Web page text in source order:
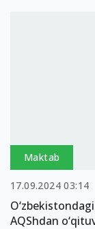
Maktab
17.09.2024 03:14
AQShdan